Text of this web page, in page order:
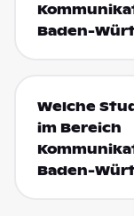
Baden-
Welche
im Bereich
Baden-